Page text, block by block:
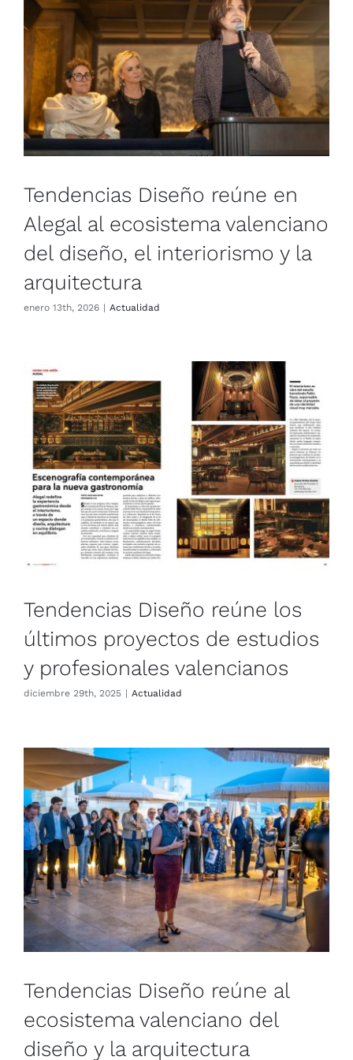
Tendencias Diseño reúne en
Alegal al ecosistema valenciano
del diseño, el interiorismo y la
arquitectura
enero 13th, 2026 | Actua­li­dad
Tendencias Diseño reúne los
últimos proyectos de estudios
y profesionales valencianos
diciem­bre 29th, 2025 | Actua­li­dad
Tendencias Diseño reúne al
ecosistema valenciano del
diseño y la arquitectura